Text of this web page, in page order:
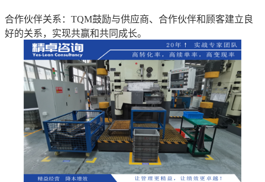
合作伙伴关系：TQM鼓励与供应商、合作伙伴和顾客建立良
好的关系，实现共赢和共同成长。